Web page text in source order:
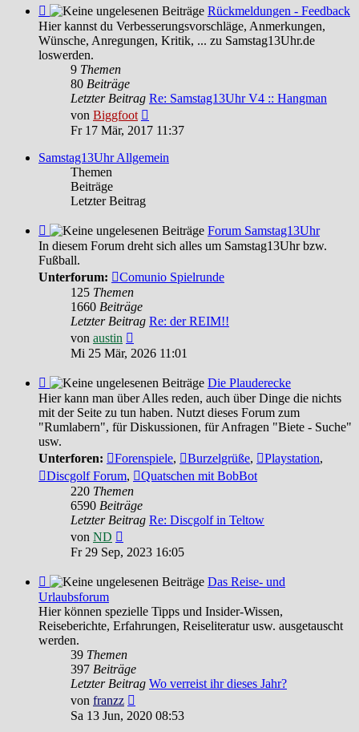
Feed
-
Rückmeldungen
-
Feedback
Rückmeldungen - Feedback
Hier kannst du Verbesserungsvorschläge, Anmerkungen,
Wünsche, Anregungen, Kritik, ... zu Samstag13Uhr.de
loswerden.
9 Themen
80 Beiträge
Letzter Beitrag Re: Samstag13Uhr V4 :: Hangman
von Biggfoot
Beitrag
Fr 17 Mär, 2017 11:37
Samstag13Uhr Allgemein
Themen
Beiträge
Letzter Beitrag
Feed
-
Forum
Samstag13Uhr
Forum Samstag13Uhr
In diesem Forum dreht sich alles um Samstag13Uhr bzw.
Fußball.
Unterforum:
Comunio Spielrunde
125 Themen
1660 Beiträge
Letzter Beitrag Re: der REIM!!
von austin
Beitrag
Mi 25 Mär, 2026 11:01
Feed
-
Die
Plauderecke
Die Plauderecke
Hier kann man über Alles reden, auch über Dinge die nichts
mit der Seite zu tun haben. Nutzt dieses Forum zum
"Rumlabern", für Diskussionen, für Anfragen "Biete - Suche"
usw.
Unterforen:
Forenspiele, Burzelgrüße, Playstation,
Discgolf Forum,
Quatschen mit BobBot
220 Themen
6590 Beiträge
Letzter Beitrag Re: Discgolf in Teltow
von ND
Beitrag
Fr 29 Sep, 2023 16:05
Feed
-
Das
Reise-
und
Urlaubsforum
Das Reise- und
Urlaubsforum
Hier können spezielle Tipps und Insider-Wissen,
Reiseberichte, Erfahrungen, Reiseliteratur usw. ausgetauscht
werden.
39 Themen
397 Beiträge
Letzter Beitrag Wo verreist ihr dieses Jahr?
von franzz
Beitrag
Sa 13 Jun, 2020 08:53